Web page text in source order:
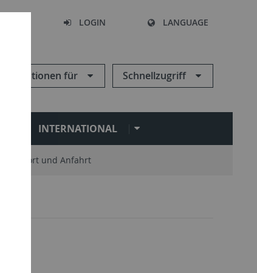
LOGIN LANGUAGE
Informationen für Schnellzugriff
INTERNATIONAL
Standort und Anfahrt